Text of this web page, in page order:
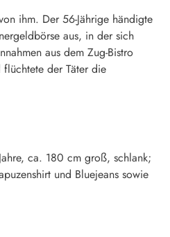
ihm. Der 56-Jährige händigte
aus, in der sich
aus dem Zug-Bistro
der Täter die
ca. 180 cm groß, schlank;
und Bluejeans sowie